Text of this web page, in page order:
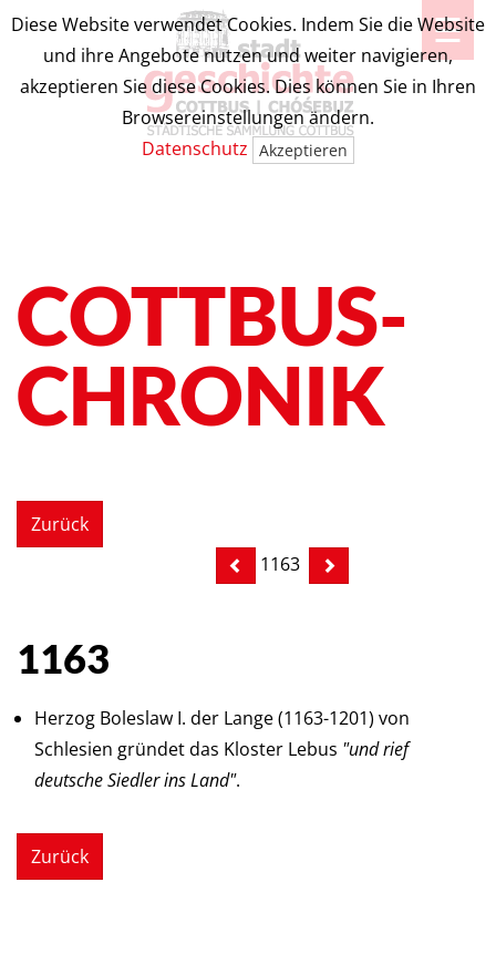
Diese Website verwendet Cookies. Indem Sie die Website
und ihre Angebote nutzen und weiter navigieren,
akzeptieren Sie diese Cookies. Dies können Sie in Ihren
Browsereinstellungen ändern.
Datenschutz Akzeptieren
☰
COTTBUS-
CHRONIK
Zurück
1163
1163
Herzog Boleslaw I. der Lange (1163-1201) von
Schlesien gründet das Kloster Lebus "und rief
deutsche Siedler ins Land".
Zurück